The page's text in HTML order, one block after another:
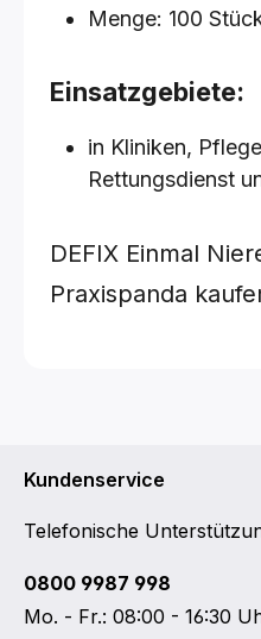
Menge: 100
Einsatzgebiete:
in Kliniken,
Rettungsdienst
DEFIX Einmal
Praxispanda
Kundenservice
Telefonische
0800 9987 998
Mo. - Fr.: 08:00 - 16:30